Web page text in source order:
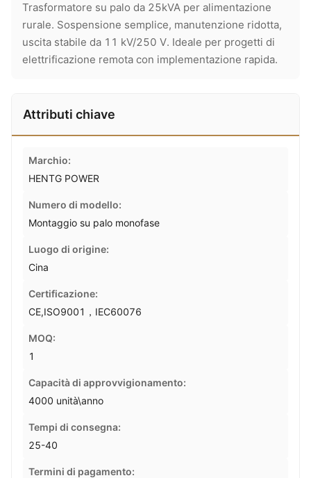
Trasformatore su palo da 25kVA per alimentazione
rurale. Sospensione semplice, manutenzione ridotta,
uscita stabile da 11 kV/250 V. Ideale per progetti di
elettrificazione remota con implementazione rapida.
Attributi chiave
Marchio:
HENTG POWER
Numero di modello:
Montaggio su palo monofase
Luogo di origine:
Cina
Certificazione:
CE,ISO9001，IEC60076
MOQ:
1
Capacità di approvvigionamento:
4000 unità\anno
Tempi di consegna:
25-40
Termini di pagamento: